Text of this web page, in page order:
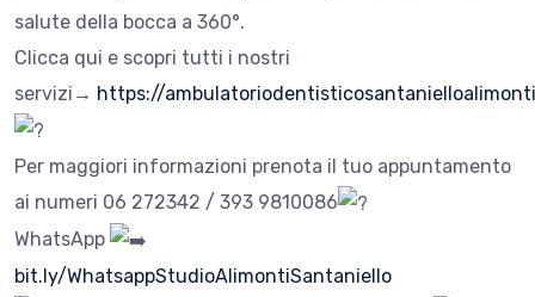
salute della bocca a 360°.
Clicca qui e scopri tutti i nostri
servizi→ https://
Per maggiori informazioni prenota il tuo appuntamento
ai numeri 06 272342 / 393 9810086
WhatsApp
bit.ly/WhatsappStudioAlimontiSantaniello